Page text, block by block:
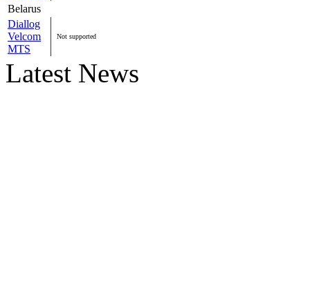
Belarus
Diallog
Velcom
MTS
Not supported
Latest News